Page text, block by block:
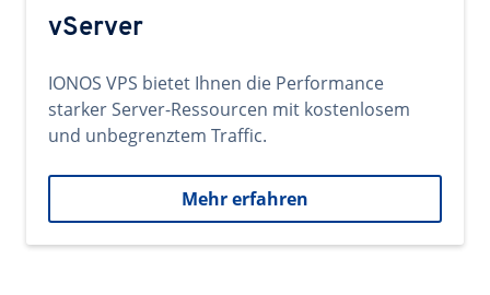
vServer
IONOS VPS bietet Ihnen die Performance
starker Server-Ressourcen mit kostenlosem
und unbegrenztem Traffic.
Mehr erfahren